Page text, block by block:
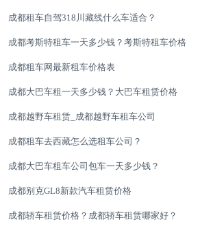
成都租车自驾318川藏线什么车适合？
成都考斯特租车一天多少钱？考斯特租车价格
成都租车网最新租车价格表
成都大巴车租一天多少钱？大巴车租赁价格
成都越野车租赁_成都越野车租车公司
成都租车去西藏怎么选租车公司？
成都大巴车租车公司包车一天多少钱？
成都别克GL8新款汽车租赁价格
成都轿车租赁价格？成都轿车租赁哪家好？